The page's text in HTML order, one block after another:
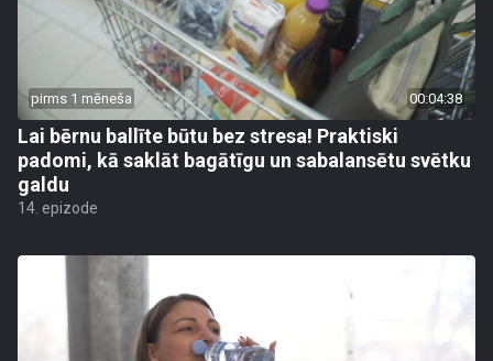
pirms 1 mēneša 00:04:38
Lai bērnu ballīte būtu bez stresa! Praktiski
padomi, kā saklāt bagātīgu un sabalansētu svētku
galdu
14. epizode